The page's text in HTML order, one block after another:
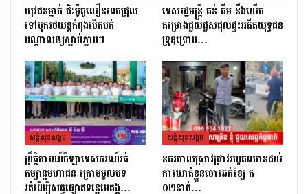
យុវជនម្នាក់ ជិះម៉ូតូលឿនពេកជ្រុល
ទៅបុករថយន្តកំពុងបើកបត់
បណ្តាលឲ្យស្លាប់ភ្លាមៗ
ទេសរដ្ឋមន្រ្តី គន់ គីម នឹងលើក
គម្រោងជួយជួសជុលផ្ទះអតីតយុទ្ធជន
ទ្រុឌទ្រោម…
សន្តិសុខសង្គម
ព្រឹត្តិការណ៍កីឡាទេសចរណ៍រត់
កម្សាន្តមហាជន ក្រោមមូលបទ
រត់ដេីម្បីសត្វផ្សោតទន្លេមេគង្គ…
សន្តិសុខសង្គម
នគរបាលស្រាវជ្រាវរហូតឈានដល់
ការឃាត់ខ្លួនចោរឆក់ខ្សែ ក
០២នាក់…